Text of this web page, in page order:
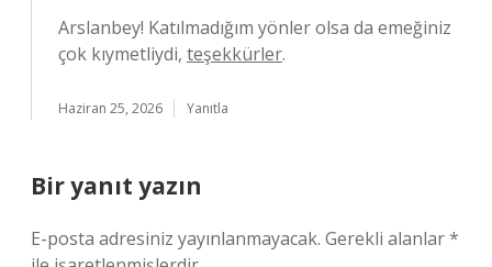
Arslanbey! Katılmadığım yönler olsa da emeğiniz
çok kıymetliydi, teşekkürler.
Haziran 25, 2026 Yanıtla
Bir yanıt yazın
E-posta adresiniz yayınlanmayacak. Gerekli alanlar*